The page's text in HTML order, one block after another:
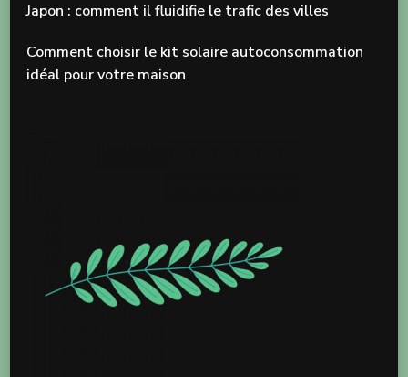
Japon : comment il fluidifie le trafic des villes
Comment choisir le kit solaire autoconsommation
idéal pour votre maison